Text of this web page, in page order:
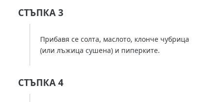
СТЪПКА 3
Прибавя се солта, маслото, клонче чубрица
(или лъжица сушена) и пиперките.
СТЪПКА 4